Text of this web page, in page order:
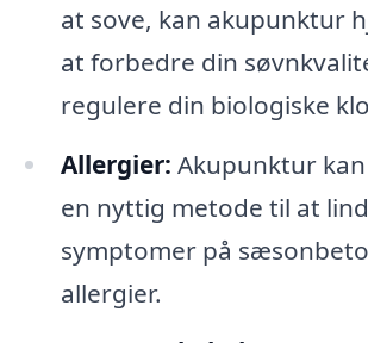
at sove, kan akupunktur
at forbedre din
regulere din biologiske
Allergier: Akupunktur
en nyttig metode til at
symptomer på
allergier.